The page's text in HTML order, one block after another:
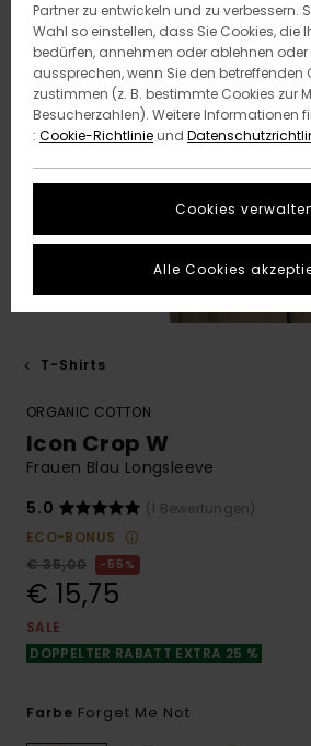
T-Shirts
ORGANIC COTTON
Icon Crop W
Frauen Blau Longsleeve
5.0
(1 Bewertungen)
ECO-BONUS
€ 35,00
55%
€ 15,75
SALE
DOPPELTER RABATT EXTRA 25 %
Farbe Forget Me Not
Partner zu entwickeln und zu verbessern.
Wahl so einstellen, dass Sie Cookies, die
bedürfen, annehmen oder ablehnen
aussprechen, wenn Sie den betreffenden
zustimmen (z. B. bestimmte Cookies zur
Besucherzahlen). Weitere Informationen
: Cookie-Richtlinieund
Cookies
Alle Cookies